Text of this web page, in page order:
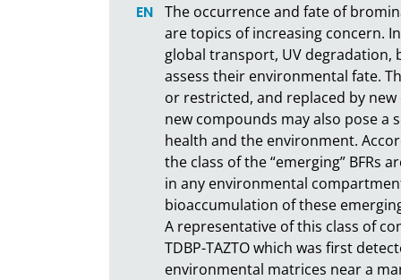
The occurrence and fate of
are topics of increasing concern.
global transport, UV
assess their environmental fate.
or restricted, and replaced by
new compounds may also pose a
health and the environment.
the class of the “emerging” BFRs
in any environmental
bioaccumulation of these
A representative of this class of
TDBP-TAZTO which was first
environmental matrices near a